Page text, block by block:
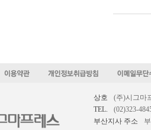
상호 (주)시그마
TEL.
(02)323-
부산지사 주소